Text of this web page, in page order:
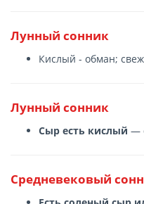
Лунный сонник
Кислый - обман;
Лунный сонник
Сыр есть кислый —
Средневековый